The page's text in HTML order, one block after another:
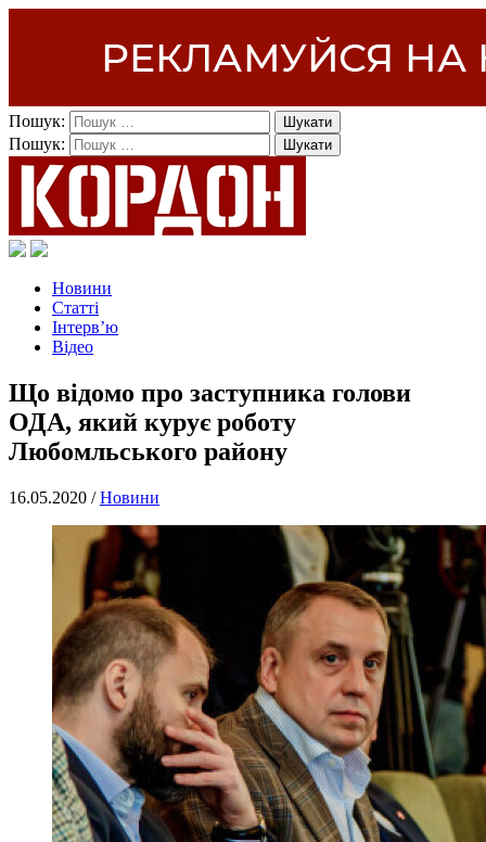
Пошук:
Пошук:
Новини
Статті
Інтерв’ю
Відео
Що відомо про заступника голови
ОДА, який курує роботу
Любомльського району
16.05.2020 /Новини